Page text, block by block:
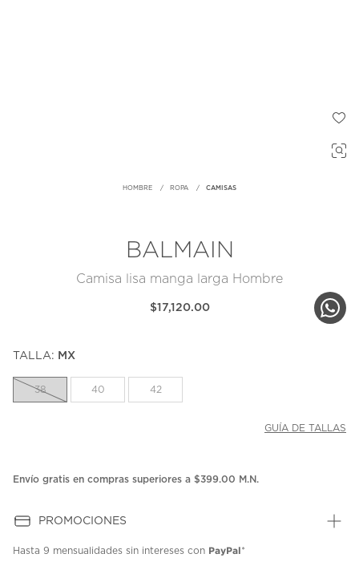
HOMBRE ROPA CAMISAS
BALMAIN
Camisa lisa manga larga Hombre
$17,120.00
TALLA: MX
38 40 42
GUÍA DE TALLAS
Envío gratis en compras superiores a $399.00 M.N.
PROMOCIONES
Hasta 9 mensualidades sin intereses con PayPal*